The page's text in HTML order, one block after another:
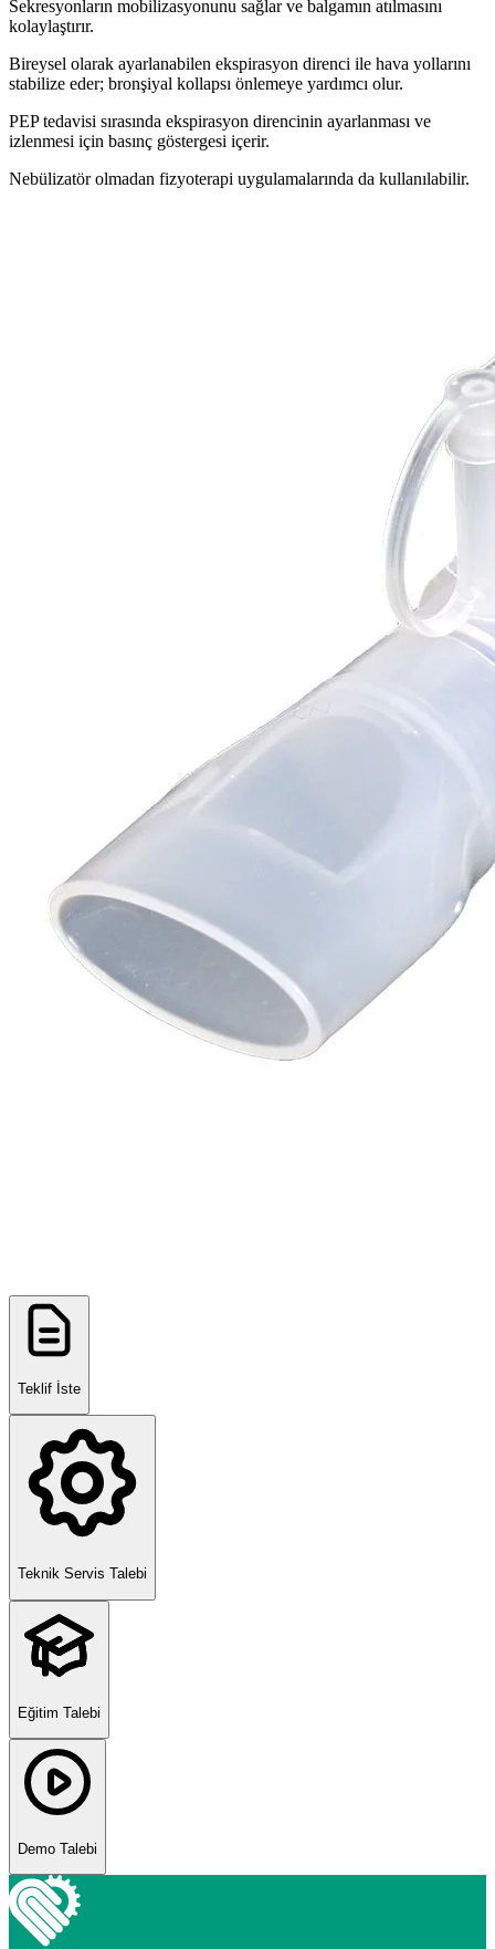
Sekresyonların mobilizasyonunu sağlar ve balgamın atılmasını
kolaylaştırır.
Bireysel olarak ayarlanabilen ekspirasyon direnci ile hava yollarını
stabilize eder; bronşiyal kollapsı önlemeye yardımcı olur.
PEP tedavisi sırasında ekspirasyon direncinin ayarlanması ve
izlenmesi için basınç göstergesi içerir.
Nebülizatör olmadan fizyoterapi uygulamalarında da kullanılabilir.
Teklif İste
Teknik Servis Talebi
Eğitim Talebi
Demo Talebi